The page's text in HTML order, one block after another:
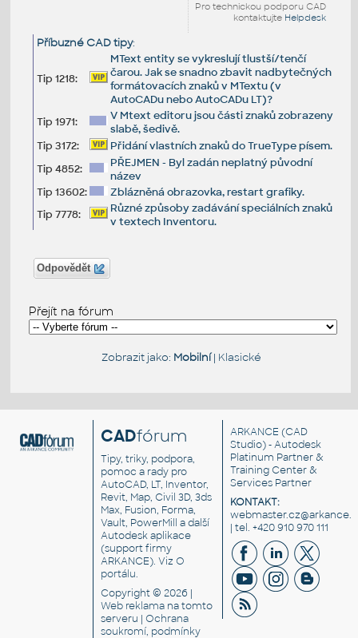
Pro technickou podporu CAD
kontaktujte Helpdesk
Příbuzné CAD tipy:
Tip 1218:
MText entity se vykreslují tlustší/tenčí
čarou. Jak se snadno zbavit nadbytečných
formátovacích znaků v MTextu (v
AutoCADu nebo AutoCADu LT)?
Tip 1971:
V Mtext editoru jsou části znaků zobrazeny
slabě, šedivě.
Tip 3172:
Přidání vlastních znaků do TrueType písem.
Tip 4852:
PŘEJMEN - Byl zadán neplatný původní
název
Tip 13602:
Zblázněná obrazovka, restart grafiky.
Tip 7778:
Různé způsoby zadávání speciálních znaků
v textech Inventoru.
Odpovědět
Přejít na fórum
Zobrazit jako: Mobilní| Klasické
CADfórum
Tipy, triky, podpora,
pomoc a rady pro
AutoCAD, LT, Inventor,
Revit, Map, Civil 3D, 3ds
Max, Fusion, Forma,
Vault, PowerMill a další
Autodesk aplikace
(support firmy
ARKANCE). VizO
portálu.
Copyright © 2026 |
Web reklama na tomto
serveru |Ochrana
soukromí, podmínky
ARKANCE (CAD
Studio) - Autodesk
Platinum Partner &
Training Center &
Services Partner
KONTAKT:
| tel. +420 910 970 111